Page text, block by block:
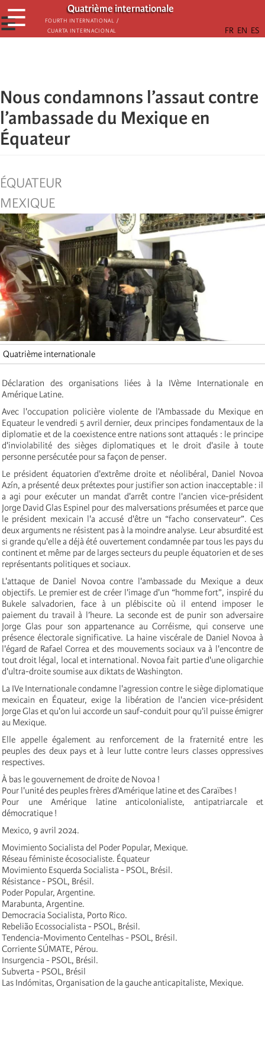
Skip
to
main
Quatrième internationale
Fourth International /
Cuarta Internacional
☰
☰
Nous condamnons l’assaut contre
l’ambassade du Mexique en
Équateur
ÉQUATEUR
MEXIQUE
Quatrième internationale
Déclaration des organisations liées à la IVème Internationale en
Amérique Latine.
Avec l'occupation policière violente de l'Ambassade du Mexique en
Equateur le vendredi 5 avril dernier, deux principes fondamentaux de la
diplomatie et de la coexistence entre nations sont attaqués : le principe
d'inviolabilité des sièges diplomatiques et le droit d'asile à toute
personne persécutée pour sa façon de penser.
Le président équatorien d'extrême droite et néolibéral, Daniel Novoa
Azín, a présenté deux prétextes pour justifier son action inacceptable : il
a agi pour exécuter un mandat d'arrêt contre l'ancien vice-président
Jorge David Glas Espinel pour des malversations présumées et parce que
le président mexicain l'a accusé d'être un “facho conservateur”. Ces
deux arguments ne résistent pas à la moindre analyse. Leur absurdité est
si grande qu'elle a déjà été ouvertement condamnée par tous les pays du
continent et même par de larges secteurs du peuple équatorien et de ses
représentants politiques et sociaux.
L'attaque de Daniel Novoa contre l'ambassade du Mexique a deux
objectifs. Le premier est de créer l'image d'un “homme fort”, inspiré du
Bukele salvadorien, face à un plébiscite où il entend imposer le
paiement du travail à l’heure. La seconde est de punir son adversaire
Jorge Glas pour son appartenance au Corréisme, qui conserve une
présence électorale significative. La haine viscérale de Daniel Novoa à
l'égard de Rafael Correa et des mouvements sociaux va à l'encontre de
tout droit légal, local et international. Novoa fait partie d'une oligarchie
d'ultra-droite soumise aux diktats de Washington.
La IVe Internationale condamne l'agression contre le siège diplomatique
mexicain en Équateur, exige la libération de l'ancien vice-président
Jorge Glas et qu'on lui accorde un sauf-conduit pour qu'il puisse émigrer
au Mexique.
Elle appelle également au renforcement de la fraternité entre les
peuples des deux pays et à leur lutte contre leurs classes oppressives
respectives.
À bas le gouvernement de droite de Novoa !
Pour l'unité des peuples frères d'Amérique latine et des Caraïbes !
Pour une Amérique latine anticolonialiste, antipatriarcale et
démocratique !
Mexico, 9 avril 2024.
Movimiento Socialista del Poder Popular, Mexique.
Réseau féministe écosocialiste. Équateur
Movimiento Esquerda Socialista - PSOL, Brésil.
Résistance - PSOL, Brésil.
Poder Popular, Argentine.
Marabunta, Argentine.
Democracia Socialista, Porto Rico.
Rebelião Ecossocialista - PSOL, Brésil.
Tendencia-Movimento Centelhas - PSOL, Brésil.
Corriente SÚMATE, Pérou.
Insurgencia - PSOL, Brésil.
Subverta - PSOL, Brésil
Las Indómitas, Organisation de la gauche anticapitaliste, Mexique.